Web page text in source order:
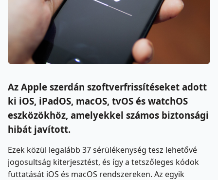
Az Apple szerdán szoftverfrissítéseket adott
ki iOS, iPadOS, macOS, tvOS és watchOS
eszközökhöz, amelyekkel számos biztonsági
hibát javított.
Ezek közül legalább 37 sérülékenység tesz lehetővé
jogosultság kiterjesztést, és így a tetszőleges kódok
futtatását iOS és macOS rendszereken. Az egyik